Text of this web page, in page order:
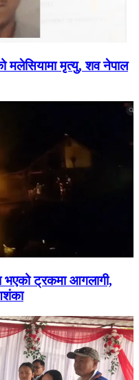
मलेसियामा मृत्यु, शव नेपाल
भएको ट्रकमा आगलागी,